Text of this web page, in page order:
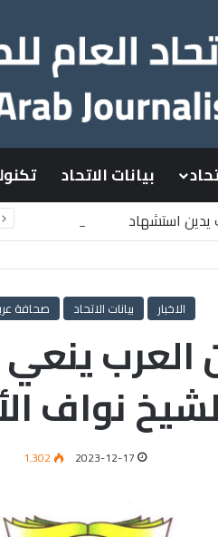
بيانات الاتحاد
يدين استشهاد
الاخبار بيانات الاتحاد صحافة
العرب
نواف
2023-12-17 1٬302